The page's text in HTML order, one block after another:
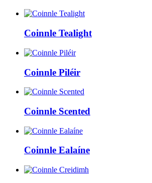
Coinnle Tealight
Coinnle Piléir
Coinnle Scented
Coinnle Ealaíne